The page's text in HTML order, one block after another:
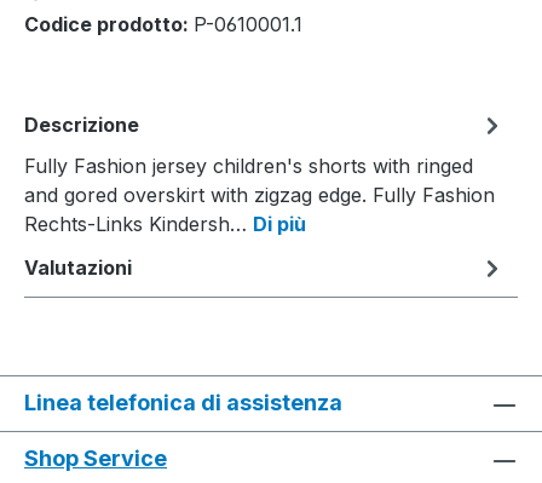
Codice prodotto: P-0610001.1
Descrizione
Fully Fashion jersey children's shorts with ringed
and gored overskirt with zigzag edge. Fully Fashion
Rechts-Links Kindersh… Di più
Valutazioni
Linea telefonica di assistenza
Shop Service